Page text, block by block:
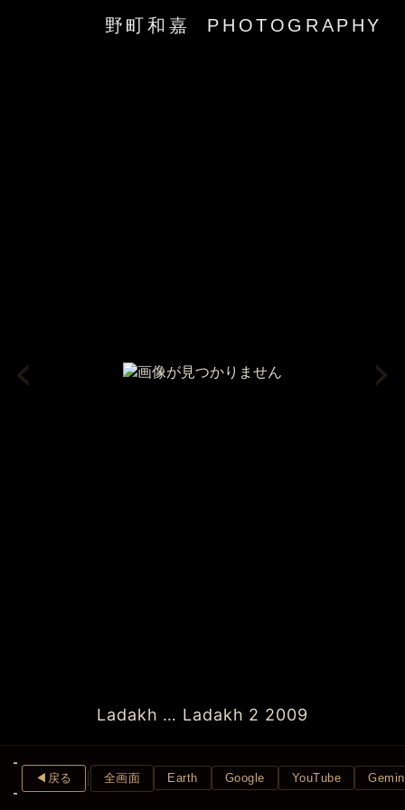
野町和嘉 PHOTOGRAPHY
‹
Ladakh … Ladakh 2 2009
›
◀︎戻る 全画面 Earth Google YouTube